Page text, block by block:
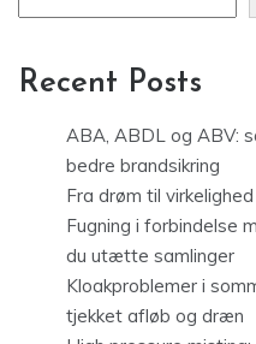
Recent Posts
ABA, ABDL og ABV:
bedre brandsikring
Fra drøm til
Fugning i forbindelse
du utætte samlinger
Kloakproblemer i
tjekket afløb og dræn